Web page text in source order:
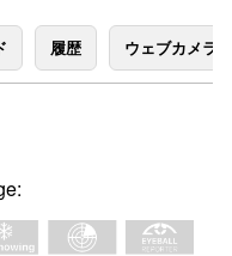
履歴 ウェブカメラ